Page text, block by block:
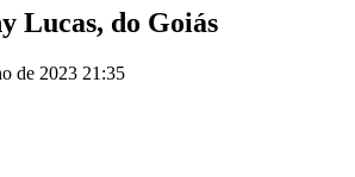
Lucas, do Goiás
de 2023 21:35